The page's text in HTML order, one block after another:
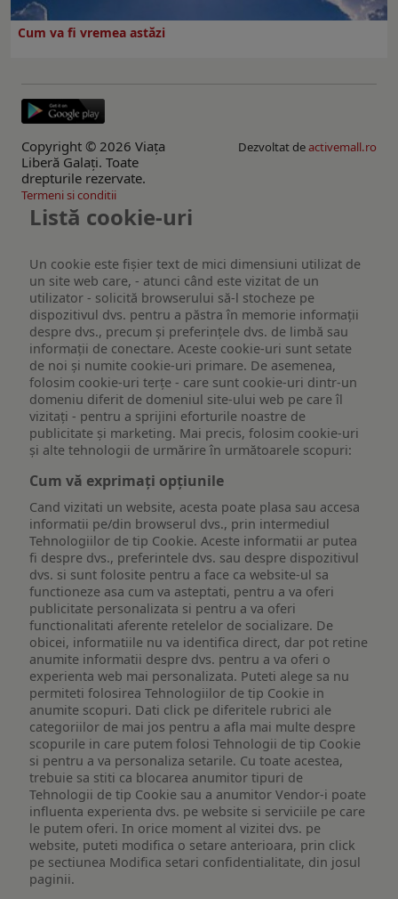
Cum va fi vremea astăzi
Copyright © 2026 Viaţa
Liberă Galaţi. Toate
drepturile rezervate.
Dezvoltat deactivemall.ro
Termeni si conditii
Listă cookie-uri
Un cookie este fişier text de mici dimensiuni utilizat de
un site web care, - atunci când este vizitat de un
utilizator - solicită browserului să-l stocheze pe
dispozitivul dvs. pentru a păstra în memorie informații
despre dvs., precum și preferințele dvs. de limbă sau
informații de conectare. Aceste cookie-uri sunt setate
de noi și numite cookie-uri primare. De asemenea,
folosim cookie-uri terțe - care sunt cookie-uri dintr-un
domeniu diferit de domeniul site-ului web pe care îl
vizitați - pentru a sprijini eforturile noastre de
publicitate și marketing. Mai precis, folosim cookie-uri
și alte tehnologii de urmărire în următoarele scopuri:
Cum vă exprimați opțiunile
Cand vizitati un website, acesta poate plasa sau accesa
informatii pe/din browserul dvs., prin intermediul
Tehnologiilor de tip Cookie. Aceste informatii ar putea
fi despre dvs., preferintele dvs. sau despre dispozitivul
dvs. si sunt folosite pentru a face ca website-ul sa
functioneze asa cum va asteptati, pentru a va oferi
publicitate personalizata si pentru a va oferi
functionalitati aferente retelelor de socializare. De
obicei, informatiile nu va identifica direct, dar pot retine
anumite informatii despre dvs. pentru a va oferi o
experienta web mai personalizata. Puteti alege sa nu
permiteti folosirea Tehnologiilor de tip Cookie in
anumite scopuri. Dati click pe diferitele rubrici ale
categoriilor de mai jos pentru a afla mai multe despre
scopurile in care putem folosi Tehnologii de tip Cookie
si pentru a va personaliza setarile. Cu toate acestea,
trebuie sa stiti ca blocarea anumitor tipuri de
Tehnologii de tip Cookie sau a anumitor Vendor-i poate
influenta experienta dvs. pe website si serviciile pe care
le putem oferi. In orice moment al vizitei dvs. pe
website, puteti modifica o setare anterioara, prin click
pe sectiunea Modifica setari confidentialitate, din josul
paginii.